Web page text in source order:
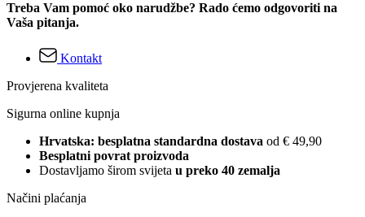
Treba Vam pomoć oko narudžbe? Rado ćemo odgovoriti na
Vaša pitanja.
Kontakt
Provjerena kvaliteta
Sigurna online kupnja
Hrvatska: besplatna standardna dostava od € 49,90
Besplatni povrat proizvoda
Dostavljamo širom svijeta u preko 40 zemalja
Načini plaćanja